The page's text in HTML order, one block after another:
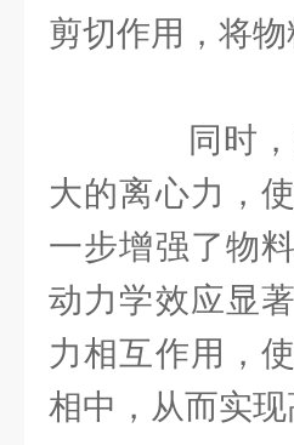
剪切作用，将
同时，
大的离心力，
一步增强了物
动力学效应显
力相互作用，
相中，从而实